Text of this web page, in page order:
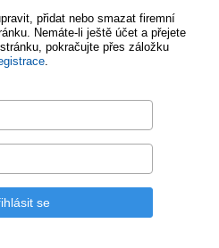
přidat nebo smazat firemní
Nemáte-li ještě účet a přejete
pokračujte přes záložku
.